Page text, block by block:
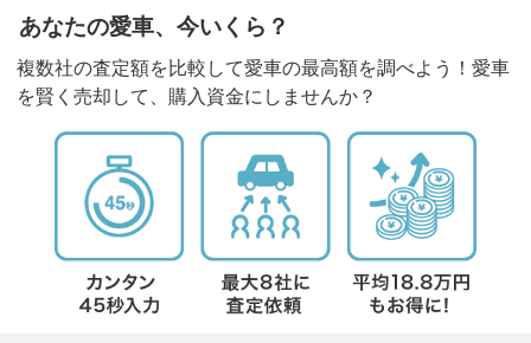
あなたの愛車、今いくら？
複数社の査定額を比較して愛車の最高額を調べよう！愛車
を賢く売却して、購入資金にしませんか？